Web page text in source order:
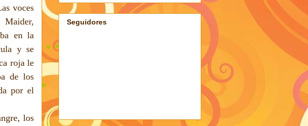
voces
Maider,
en la
y se
roja le
de los
por el
los
Seguidores